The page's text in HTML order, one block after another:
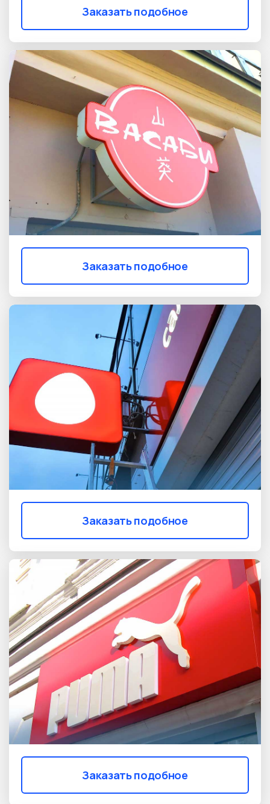
Заказать подобное
Заказать подобное
Заказать подобное
Заказать подобное